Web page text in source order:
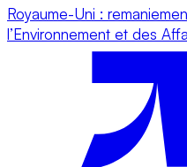
Royaume-Uni :
l’Environnement et des